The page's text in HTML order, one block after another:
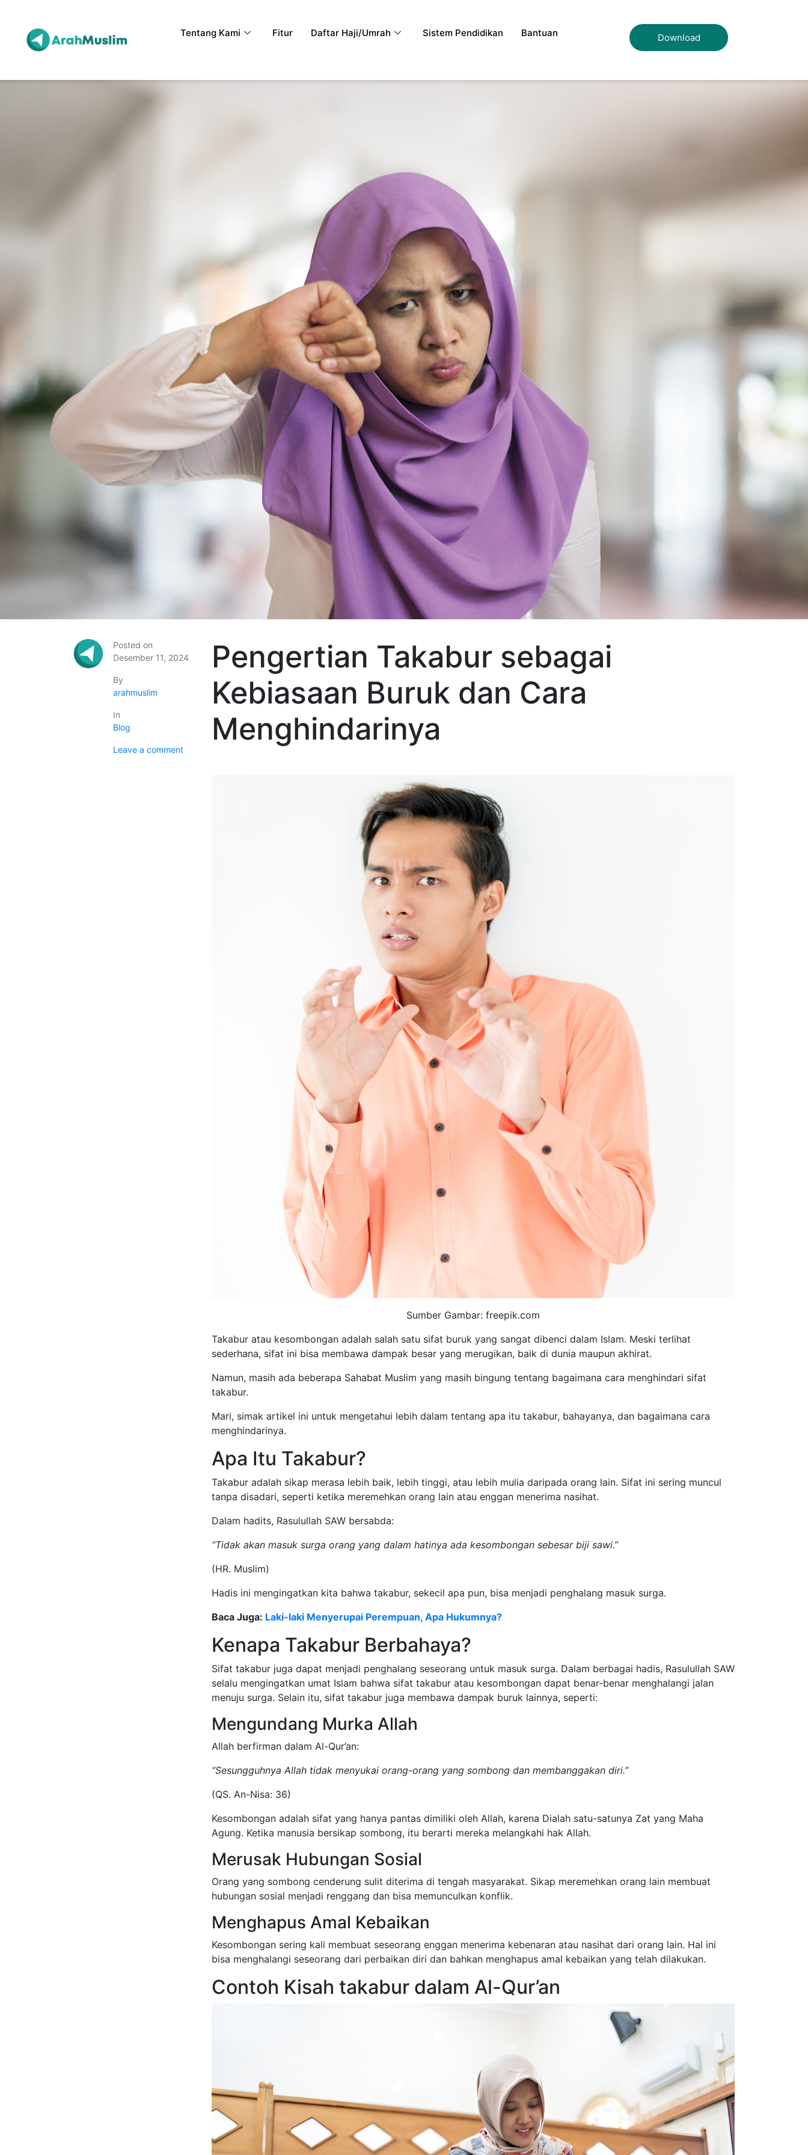
Tentang Kami Fitur Daftar Haji/Umrah Sistem Pendidikan Bantuan Download
Posted on
Desember 11, 2024
By
arahmuslim
In
Blog
Leave a comment
Pengertian Takabur sebagai
Kebiasaan Buruk dan Cara
Menghindarinya
Sumber Gambar: freepik.com
Takabur atau kesombongan adalah salah satu sifat buruk yang sangat dibenci dalam Islam. Meski terlihat
sederhana, sifat ini bisa membawa dampak besar yang merugikan, baik di dunia maupun akhirat.
Namun, masih ada beberapa Sahabat Muslim yang masih bingung tentang bagaimana cara menghindari sifat
takabur.
Mari, simak artikel ini untuk mengetahui lebih dalam tentang apa itu takabur, bahayanya, dan bagaimana cara
menghindarinya.
Apa Itu Takabur?
Takabur adalah sikap merasa lebih baik, lebih tinggi, atau lebih mulia daripada orang lain. Sifat ini sering muncul
tanpa disadari, seperti ketika meremehkan orang lain atau enggan menerima nasihat.
Dalam hadits, Rasulullah SAW bersabda:
“Tidak akan masuk surga orang yang dalam hatinya ada kesombongan sebesar biji sawi.”
(HR. Muslim)
Hadis ini mengingatkan kita bahwa takabur, sekecil apa pun, bisa menjadi penghalang masuk surga.
Baca Juga: Laki-laki Menyerupai Perempuan, Apa Hukumnya?
Kenapa Takabur Berbahaya?
Sifat takabur juga dapat menjadi penghalang seseorang untuk masuk surga. Dalam berbagai hadis, Rasulullah SAW
selalu mengingatkan umat Islam bahwa sifat takabur atau kesombongan dapat benar-benar menghalangi jalan
menuju surga. Selain itu, sifat takabur juga membawa dampak buruk lainnya, seperti:
Mengundang Murka Allah
Allah berfirman dalam Al-Qur’an:
“Sesungguhnya Allah tidak menyukai orang-orang yang sombong dan membanggakan diri.”
(QS. An-Nisa: 36)
Kesombongan adalah sifat yang hanya pantas dimiliki oleh Allah, karena Dialah satu-satunya Zat yang Maha
Agung. Ketika manusia bersikap sombong, itu berarti mereka melangkahi hak Allah.
Merusak Hubungan Sosial
Orang yang sombong cenderung sulit diterima di tengah masyarakat. Sikap meremehkan orang lain membuat
hubungan sosial menjadi renggang dan bisa memunculkan konflik.
Menghapus Amal Kebaikan
Kesombongan sering kali membuat seseorang enggan menerima kebenaran atau nasihat dari orang lain. Hal ini
bisa menghalangi seseorang dari perbaikan diri dan bahkan menghapus amal kebaikan yang telah dilakukan.
Contoh Kisah takabur dalam Al-Qur’an